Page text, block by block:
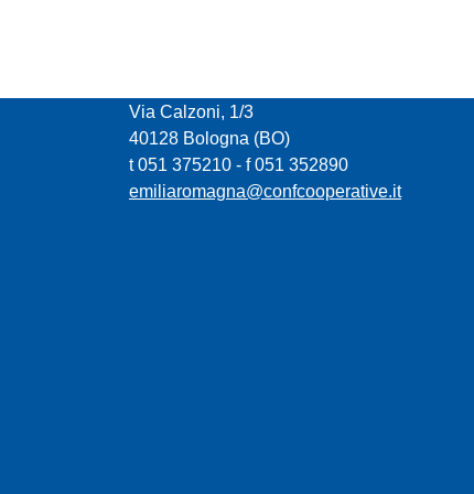
Via Calzoni, 1/3
40128 Bologna (BO)
t 051 375210 - f 051 352890
emiliaromagna@confcooperative.it